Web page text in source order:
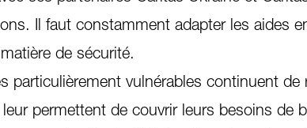
Il faut constamment adapter les aides
de sécurité.
particulièrement vulnérables continuent de
permettent de couvrir leurs besoins de